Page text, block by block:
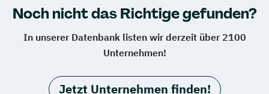
Noch nicht das Richtige gefunden?
In unserer Datenbank listen wir derzeit über 2100
Unternehmen!
Jetzt Unternehmen finden!